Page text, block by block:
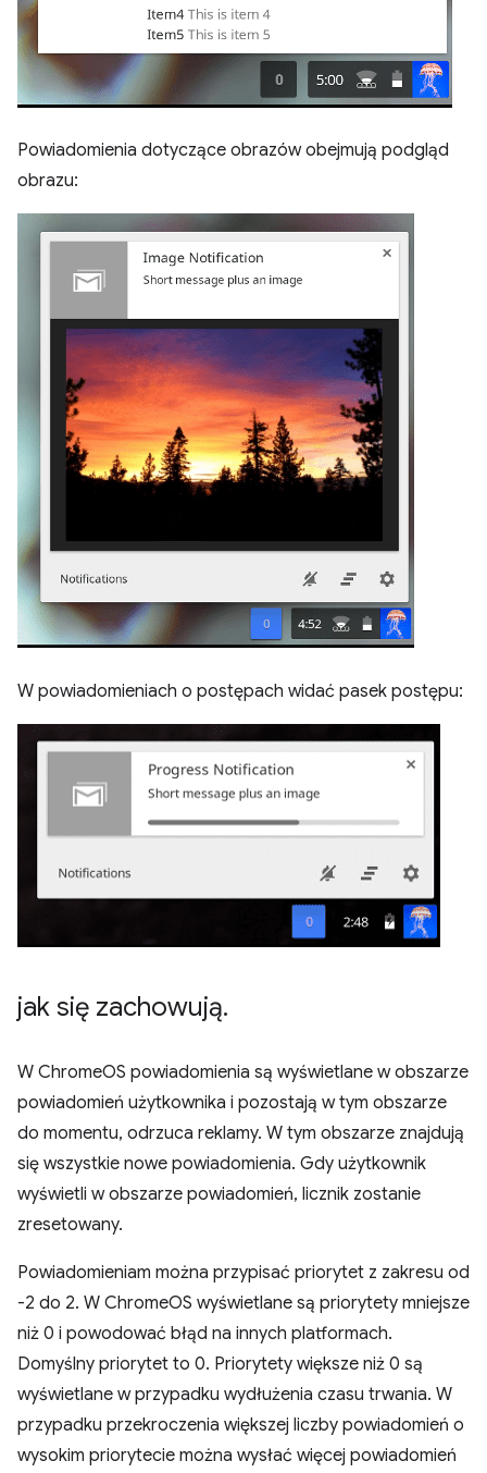
Powiadomienia dotyczące obrazów obejmują podgląd
obrazu:
W powiadomieniach o postępach widać pasek postępu:
jak się zachowują.
W ChromeOS powiadomienia są wyświetlane w obszarze
powiadomień użytkownika i pozostają w tym obszarze
do momentu, odrzuca reklamy. W tym obszarze znajdują
się wszystkie nowe powiadomienia. Gdy użytkownik
wyświetli w obszarze powiadomień, licznik zostanie
zresetowany.
Powiadomieniam można przypisać priorytet z zakresu od
-2 do 2. W ChromeOS wyświetlane są priorytety mniejsze
niż 0 i powodować błąd na innych platformach.
Domyślny priorytet to 0. Priorytety większe niż 0 są
wyświetlane w przypadku wydłużenia czasu trwania. W
przypadku przekroczenia większej liczby powiadomień o
wysokim priorytecie można wysłać więcej powiadomień